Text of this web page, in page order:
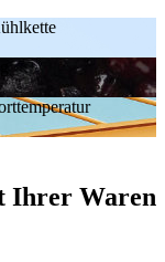
Ihrer Waren